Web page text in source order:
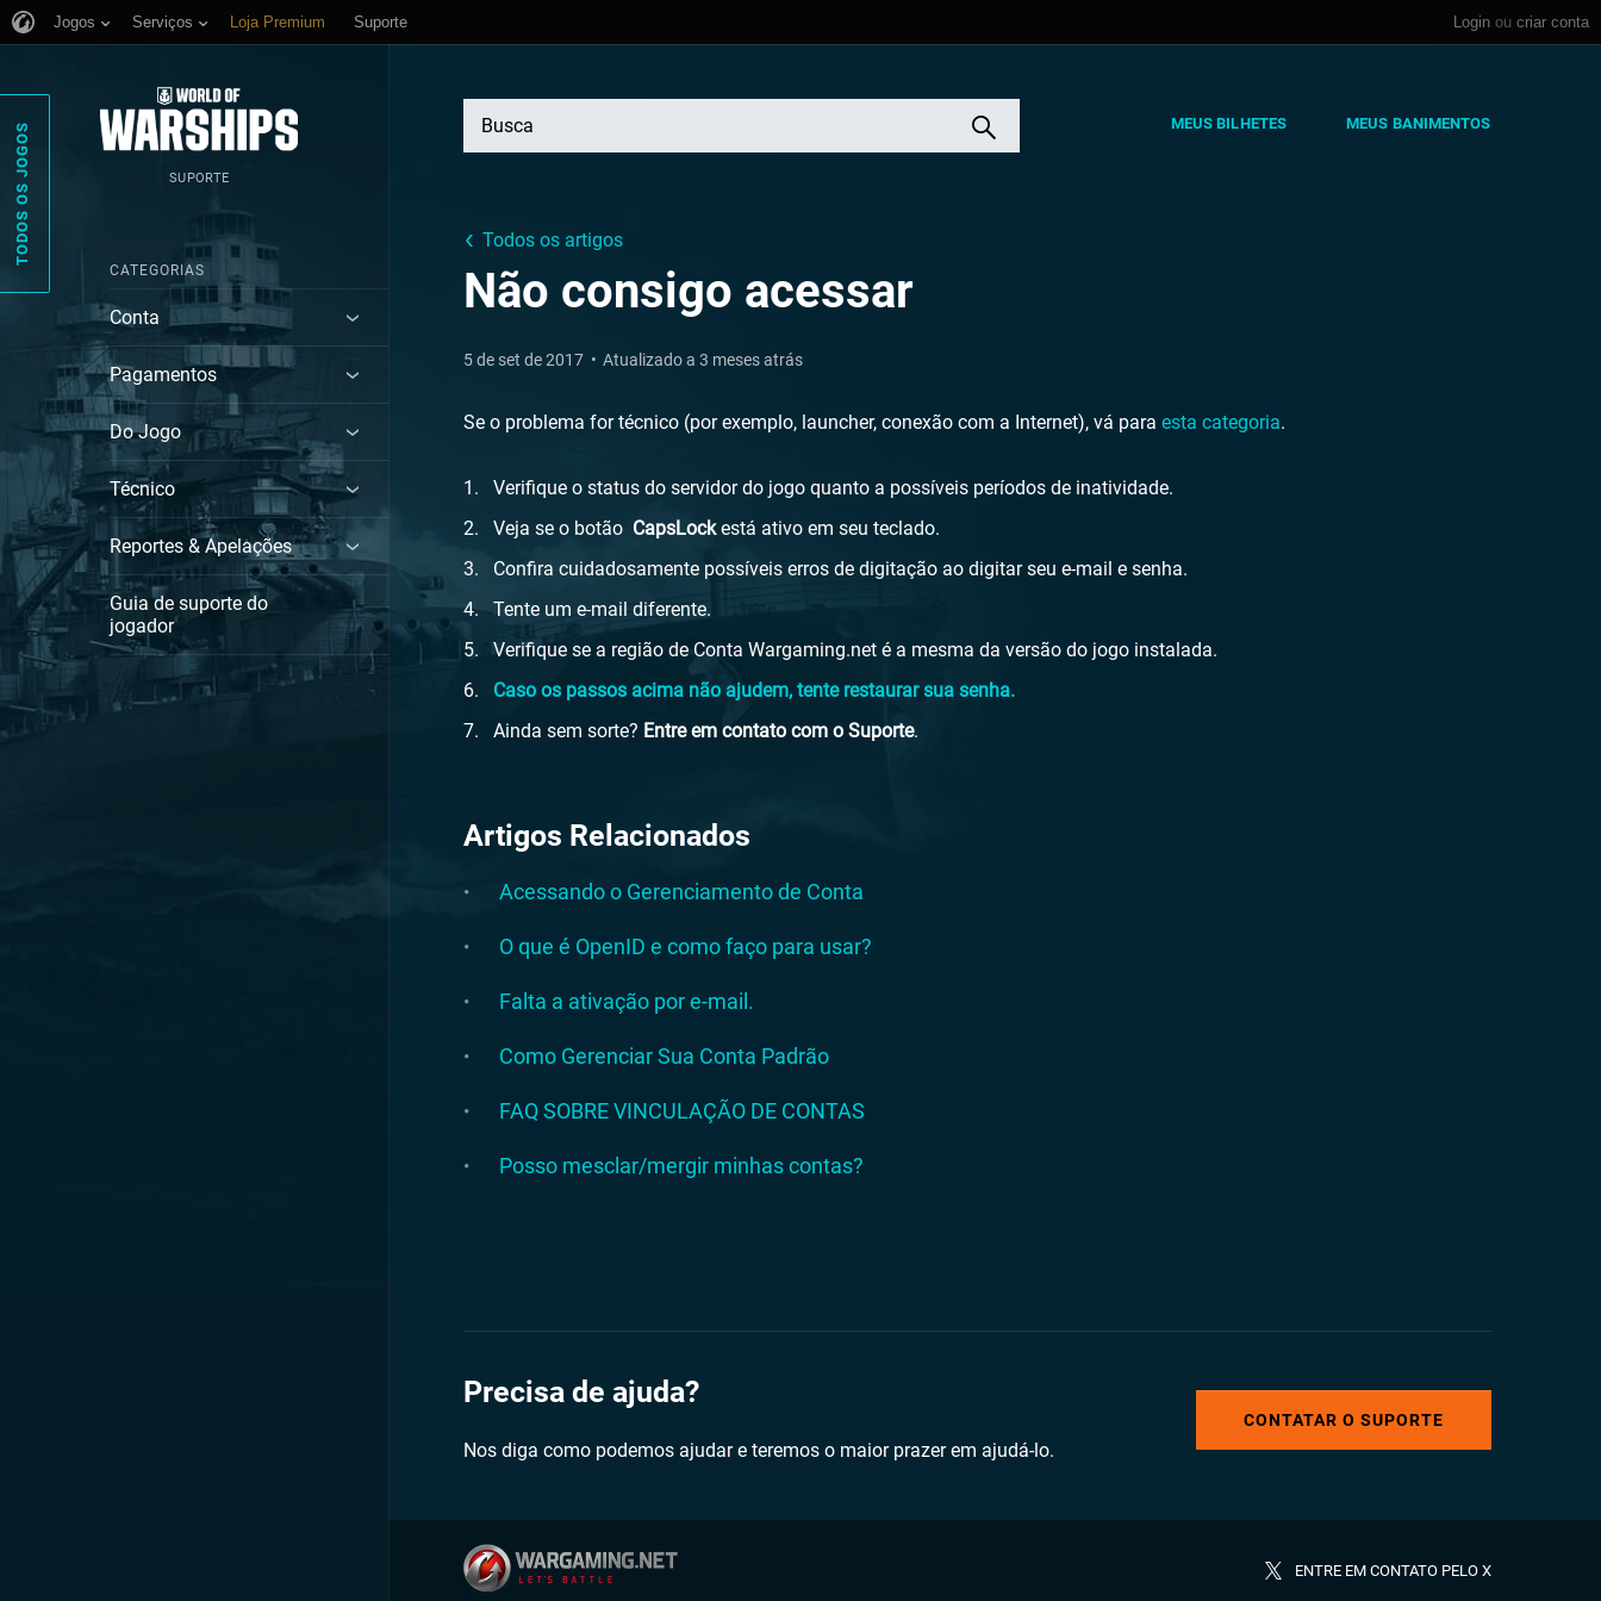
Login ou criar conta
Jogos Serviços Loja Premium Suporte
TODOS OS JOGOS SUPORTE
CATEGORIAS
Conta
Pagamentos
Do Jogo
Técnico
Reportes & Apelações
Guia de suporte do
jogador
MEUS BILHETES MEUS BANIMENTOS
Todos os artigos
Não consigo acessar
5 de set de 2017 Atualizado a 3 meses atrás
Se o problema for técnico (por exemplo, launcher, conexão com a Internet), vá paraesta categoria.
Verifique o status do servidor do jogo quanto a possíveis períodos de inatividade.
Veja se o botão CapsLockestá ativo em seu teclado.
Confira cuidadosamente possíveis erros de digitação ao digitar seu e-mail e senha.
Tente um e-mail diferente.
Verifique se a região de Conta Wargaming.net é a mesma da versão do jogo instalada.
Caso os passos acima não ajudem, tente restaurar sua senha.
Ainda sem sorte? Entre em contato com o Suporte.
Artigos Relacionados
Acessando o Gerenciamento de Conta
O que é OpenID e como faço para usar?
Falta a ativação por e-mail.
Como Gerenciar Sua Conta Padrão
FAQ SOBRE VINCULAÇÃO DE CONTAS
Posso mesclar/mergir minhas contas?
Precisa de ajuda?
Nos diga como podemos ajudar e teremos o maior prazer em ajudá-lo.
CONTATAR O SUPORTE
ENTRE EM CONTATO PELO X